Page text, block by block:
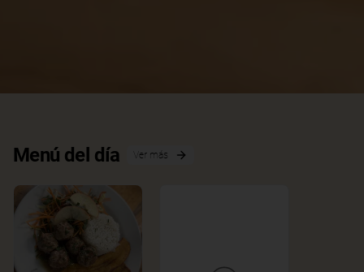
Menú del día Ver más